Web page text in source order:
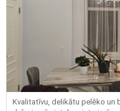
Kvalitatīvu, delikātu pelēko un